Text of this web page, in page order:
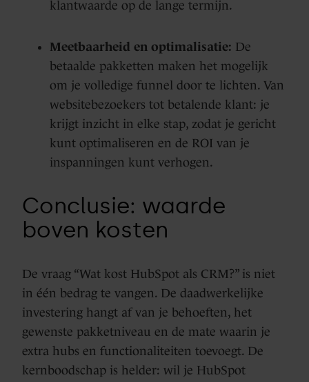
klantwaarde op de lange termijn.
Meetbaarheid en optimalisatie: De
betaalde pakketten maken het mogelijk
om je volledige funnel door te lichten. Van
websitebezoekers tot betalende klant: je
krijgt inzicht in elke stap, zodat je gericht
kunt optimaliseren en de ROI van je
inspanningen kunt verhogen.
Conclusie: waarde
boven kosten
De vraag “Wat kost HubSpot als CRM?” is niet
in één bedrag te vangen. De daadwerkelijke
investering hangt af van je behoeften, het
gewenste pakketniveau en de mate waarin je
extra hubs en functionaliteiten toevoegt. De
kernboodschap is helder: wil je HubSpot